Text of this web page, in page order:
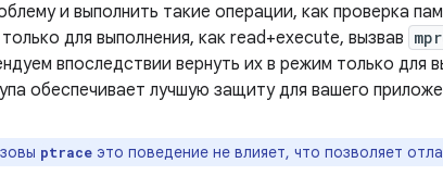
и выполнить такие операции, как проверка
для выполнения, как read+execute, вызвав
впоследствии вернуть их в режим только для
обеспечивает лучшую защиту для вашего
ptrace это поведение не влияет, что позволяет